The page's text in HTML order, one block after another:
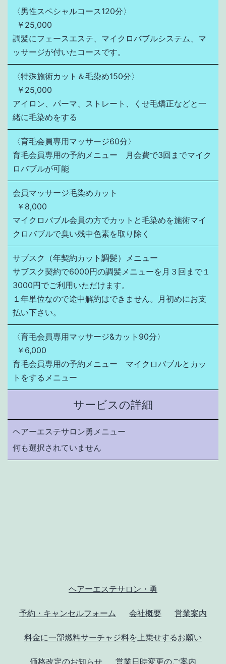
〈男性スペシャルコース120分〉
￥25,000
調髪にフェースエステ、マイクロバブルシステム、マ
ッサージが付いたコースです。
〈特殊施術カット＆毛染め150分〉
￥25,000
アイロン、パーマ、ストレート、くせ毛矯正などと一
緒に毛染めをする
〈育毛会員専用マッサージ60分〉
育毛会員専用の予約メニュー　月会費で3回までマイク
ロバブルが可能
会員マッサージ毛染めカット
￥8,000
マイクロバブル会員の方でカットと毛染めを施術マイ
クロバブルで臭い残中色素を取り除く
サブスク（年契約カット調髪）メニュー
サブスク契約で6000円の調髪メニューを月３回まで１
3000円でご利用いただけます。
１年単位なので途中解約はできません。月初めにお支
払い下さい。
〈育毛会員専用マッサージ&カット90分〉
￥6,000
育毛会員専用の予約メニュー　マイクロバブルとカッ
トをするメニュー
サービスの詳細
ヘアーエステサロン勇メニュー
何も選択されていません
ヘアーエステサロン・勇
予約・キャンセルフォーム 会社概要 営業案内
料金に一部燃料サーチャジ料を上乗せするお願い
価格改定のお知らせ 営業日時変更のご案内